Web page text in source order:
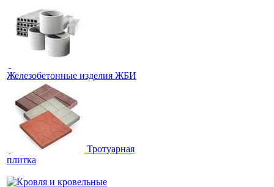
Железобетонные изделия ЖБИ
Тротуарная
плитка